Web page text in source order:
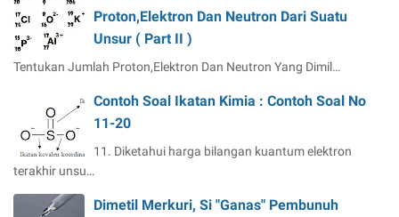
Proton,Elektron Dan Neutron Dari Suatu
Unsur ( Part II )
Tentukan Jumlah Proton,Elektron Dan Neutron Yang Dimil…
Contoh Soal Ikatan Kimia : Contoh Soal No
11-20
11. Diketahui harga bilangan kuantum elektron
terakhir unsu…
Dimetil Merkuri, Si "Ganas" Pembunuh